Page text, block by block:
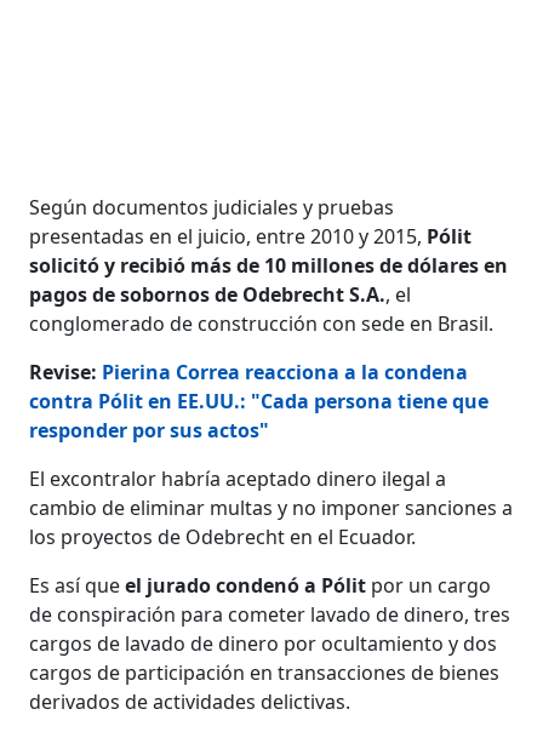
Según documentos judiciales y pruebas
presentadas en el juicio, entre 2010 y 2015, Pólit
solicitó y recibió más de 10 millones de dólares en
pagos de sobornos de Odebrecht S.A., el
conglomerado de construcción con sede en Brasil.
Revise: Pierina Correa reacciona a la condena
contra Pólit en EE.UU.: "Cada persona tiene que
responder por sus actos"
El excontralor habría aceptado dinero ilegal a
cambio de eliminar multas y no imponer sanciones a
los proyectos de Odebrecht en el Ecuador.
Es así queel jurado condenó a Pólit por un cargo
de conspiración para cometer lavado de dinero, tres
cargos de lavado de dinero por ocultamiento y dos
cargos de participación en transacciones de bienes
derivados de actividades delictivas.